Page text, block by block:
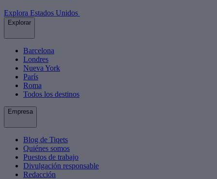
Explora Estados Unidos
Explorar
Barcelona
Londres
Nueva York
París
Roma
Todos los destinos
Empresa
Blog de Tiqets
Quiénes somos
Puestos de trabajo
Divulgación responsable
Redacción